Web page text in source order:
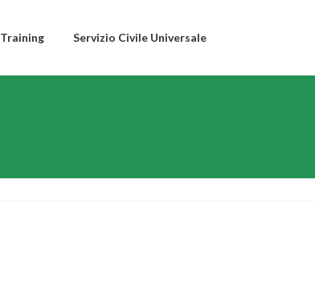
Training Servizio Civile Universale